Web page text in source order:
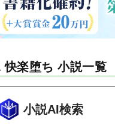
快楽堕ち 小説一覧
小説AI検索